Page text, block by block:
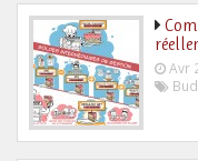
Avr